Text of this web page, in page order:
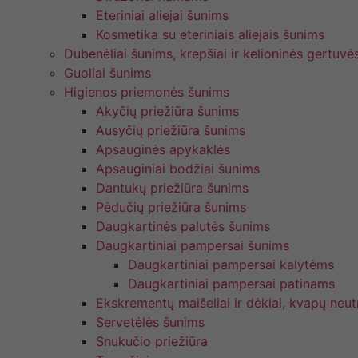
Eteriniai aliejai šunims
Kosmetika su eteriniais aliejais šunims
Dubenėliai šunims, krepšiai ir kelioninės
Guoliai šunims
Higienos priemonės šunims
Akyčių priežiūra šunims
Ausyčių priežiūra šunims
Apsauginės apykaklės
Apsauginiai bodžiai šunims
Dantukų priežiūra šunims
Pėdučių priežiūra šunims
Daugkartinės palutės šunims
Daugkartiniai pampersai šunims
Daugkartiniai pampersai kalytėms
Daugkartiniai pampersai patinams
Ekskrementų maišeliai ir dėklai, kvapų
Servetėlės šunims
Snukučio priežiūra